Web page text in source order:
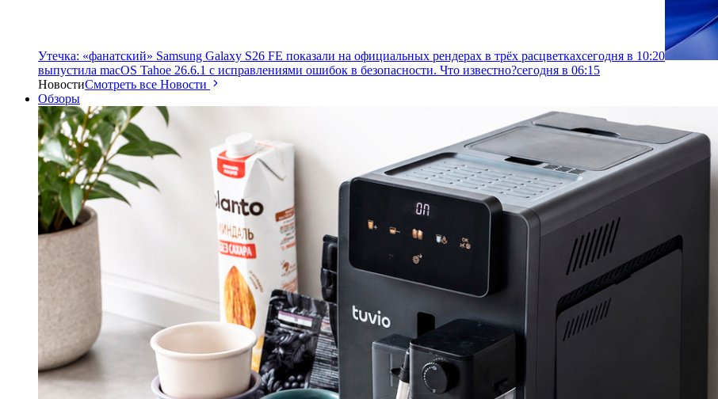
Утечка: «фанатский» Samsung Galaxy S26 FE показали на официальных рендерах в трёх расцветкахсегодня в 10:20
выпустила macOS Tahoe 26.6.1 с исправлениями ошибок в безопасности. Что известно?сегодня в 06:15
НовостиСмотреть все Новости
Обзоры